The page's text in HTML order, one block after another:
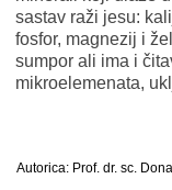
sastav raži jesu:
fosfor, magnezij i
sumpor ali ima i
mikroelemenata,
Autorica: Prof. dr. sc.